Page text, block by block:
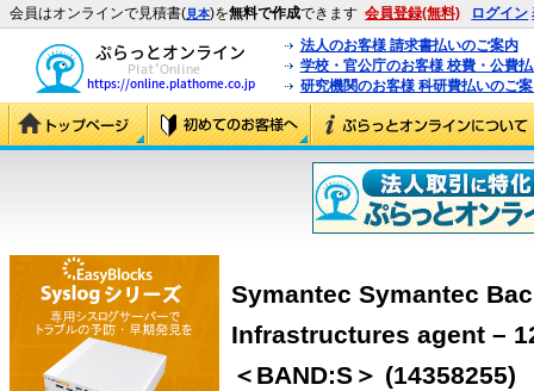
会員はオンラインで見積書(見本)を無料で作成できます 会員登録(無料) ログイン
法人のお客様 請求書払いのご案内
学校・官公庁のお客様 校費・公費
研究機関のお客様 科研費払いのご
Symantec Symantec
Infrastructures agent –
＜BAND:S＞ (14358255)